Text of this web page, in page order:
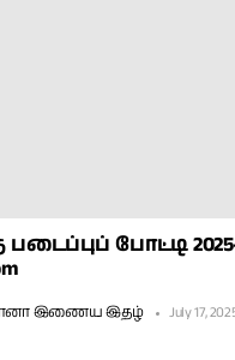
போட்டி 2025-
இணைய இதழ் July 17,